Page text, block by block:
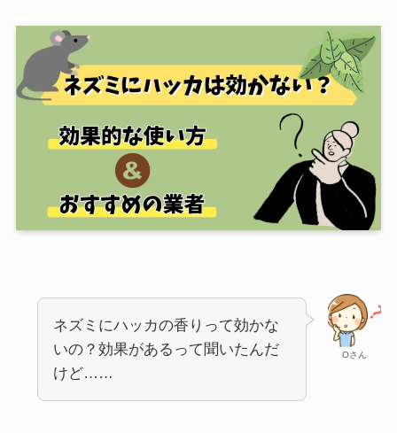
Oさん
ネズミにハッカの香りって効かな
いの？効果があるって聞いたんだ
けど……